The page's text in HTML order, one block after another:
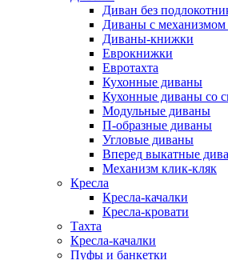
Диван без
Диваны с механизмом
Диваны-книжки
Еврокнижки
Евротахта
Кухонные диваны
Кухонные диваны со
Модульные диваны
П-образные диваны
Угловые диваны
Вперед выкатные
Механизм клик-кляк
Кресла
Кресла-качалки
Кресла-кровати
Тахта
Кресла-качалки
Пуфы и банкетки